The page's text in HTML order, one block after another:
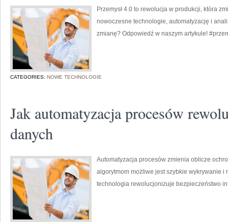
Przemysł 4.0 to rewolucja w produkcji, która
nowoczesne technologie, automatyzację i
zmianę? Odpowiedź w naszym artykule!
CATEGORIES: NOWE TECHNOLOGIE
Jak automatyzacja procesów
danych
Automatyzacja procesów zmienia oblicze
algorytmom możliwe jest szybkie wykrywanie i
technologia rewolucjonizuje bezpieczeństwo